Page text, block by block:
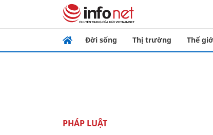
Đời sống Thị trường Thế
PHÁP LUẬT